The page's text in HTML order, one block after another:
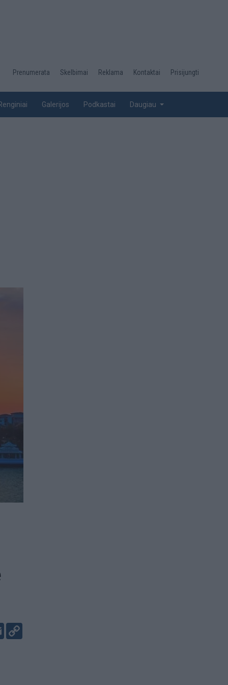
Desktop
top
Prenumerata Skelbimai Reklama Kontaktai Prisijungti
Galerijos Podkastai Daugiau
Email